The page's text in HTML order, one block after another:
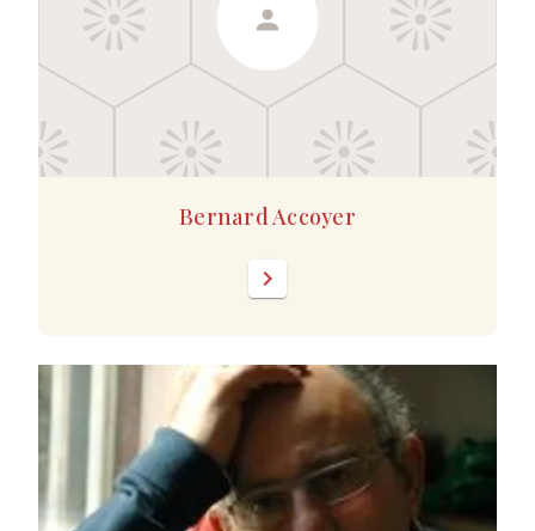
Bernard Accoyer
chevron_right